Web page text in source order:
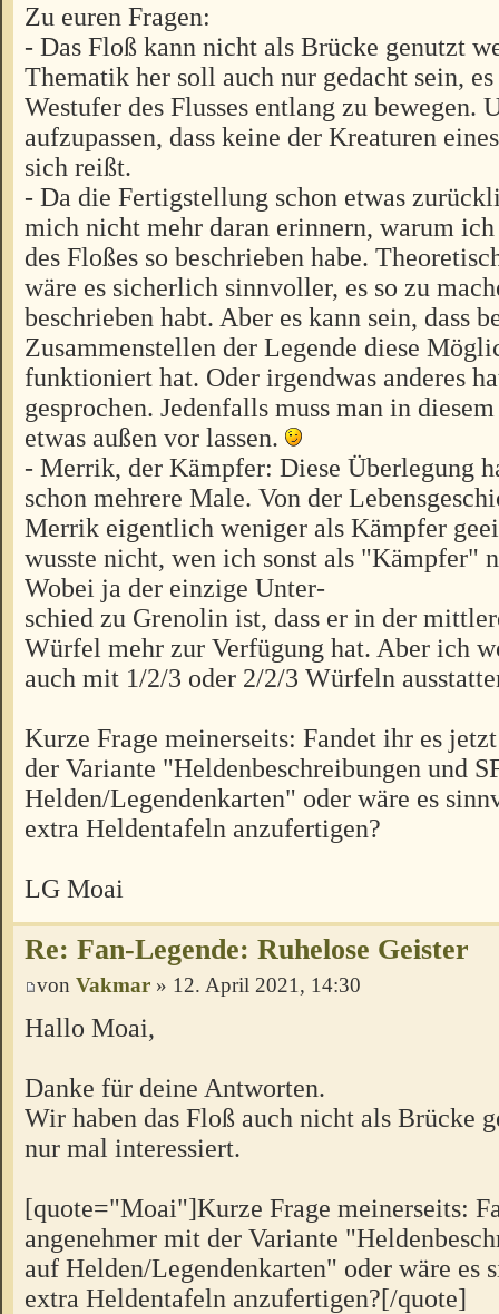
Zu euren Fragen:
- Das Floß kann nicht als Brücke genutzt
Thematik her soll auch nur gedacht sein,
Westufer des Flusses entlang zu bewegen.
aufzupassen, dass keine der Kreaturen
sich reißt.
- Da die Fertigstellung schon etwas
mich nicht mehr daran erinnern, warum
des Floßes so beschrieben habe.
wäre es sicherlich sinnvoller, es so zu
beschrieben habt. Aber es kann sein, dass
Zusammenstellen der Legende diese
funktioniert hat. Oder irgendwas anderes
gesprochen. Jedenfalls muss man in
etwas außen vor lassen.
- Merrik, der Kämpfer: Diese Überlegung
schon mehrere Male. Von der
Merrik eigentlich weniger als Kämpfer
wusste nicht, wen ich sonst als "Kämpfer"
Wobei ja der einzige Unter-
schied zu Grenolin ist, dass er in der
Würfel mehr zur Verfügung hat. Aber ich
auch mit 1/2/3 oder 2/2/3 Würfeln
Kurze Frage meinerseits: Fandet ihr es
der Variante "Heldenbeschreibungen und
Helden/Legendenkarten" oder wäre es
extra Heldentafeln anzufertigen?
LG Moai
Re: Fan-Legende: Ruhelose Geister
von Vakmar » 12. April 2021, 14:30
Hallo Moai,
Danke für deine Antworten.
Wir haben das Floß auch nicht als Brücke
nur mal interessiert.
[quote="Moai"]Kurze Frage meinerseits:
angenehmer mit der Variante
auf Helden/Legendenkarten" oder wäre es
extra Heldentafeln anzufertigen?[/quote]